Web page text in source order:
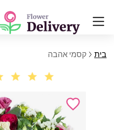
בית קסמי אהבה